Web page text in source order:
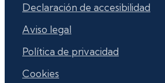
Declaración de accesibilidad
Aviso legal
Política de privacidad
Cookies